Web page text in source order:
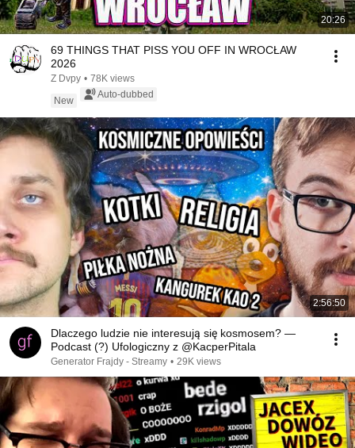
20:26
69 THINGS THAT PISS YOU OFF IN WROCŁAW
2026
Z Dvpy • 78K views
New
Auto-dubbed
2:56:50
Dlaczego ludzie nie interesują się kosmosem? —
Podcast (?) Ufologiczny z @KacperPitala
Generator Frajdy - Streamy • 29K views